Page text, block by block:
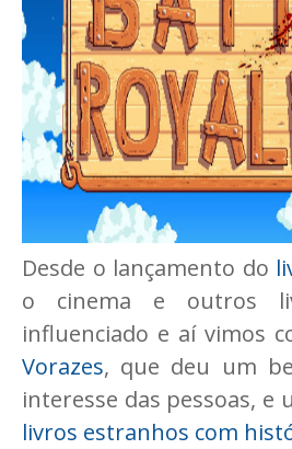
Desde o lançamento do
o cinema e outros
influenciado e aí vimos
Vorazes, que deu um
interesse das pessoas, e
livros estranhos com